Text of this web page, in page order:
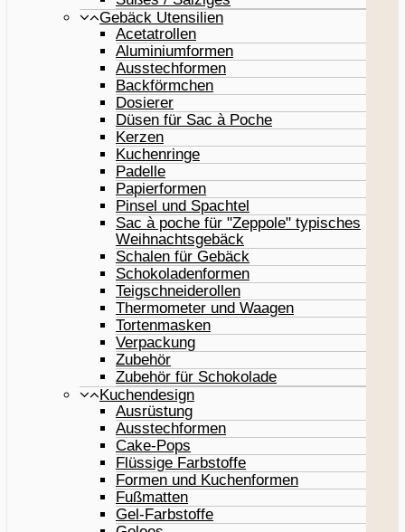
Gebäck Utensilien
Acetatrollen
Aluminiumformen
Ausstechformen
Backförmchen
Dosierer
Düsen für Sac à Poche
Kerzen
Kuchenringe
Padelle
Papierformen
Pinsel und Spachtel
Sac à poche für "Zeppole" typisches
Weihnachtsgebäck
Schalen für Gebäck
Schokoladenformen
Teigschneiderollen
Thermometer und Waagen
Tortenmasken
Verpackung
Zubehör
Zubehör für Schokolade
Kuchendesign
Ausrüstung
Ausstechformen
Cake-Pops
Flüssige Farbstoffe
Formen und Kuchenformen
Fußmatten
Gel-Farbstoffe